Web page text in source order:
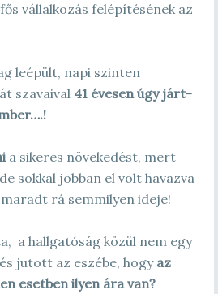
vállalkozás felépítésének az
leépült, napi szinten
szavaival 41 évesen úgy járt-
a sikeres növekedést, mert
sokkal jobban el volt havazva
rá semmilyen ideje!
a hallgatóság közül nem egy
jutott az eszébe, hogy az
esetben ilyen ára van?